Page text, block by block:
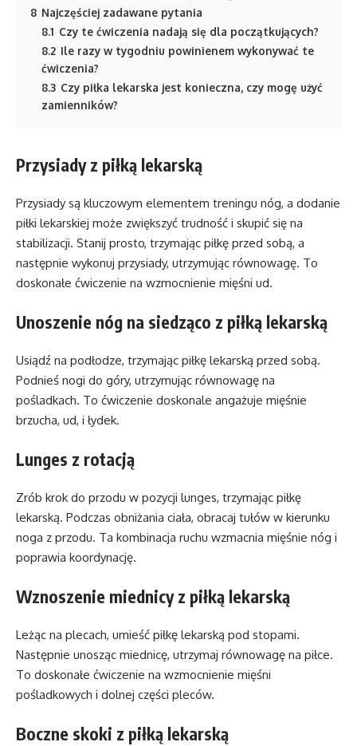
8 Najczęściej zadawane pytania
8.1 Czy te ćwiczenia nadają się dla początkujących?
8.2 Ile razy w tygodniu powinienem wykonywać te
ćwiczenia?
8.3 Czy piłka lekarska jest konieczna, czy mogę użyć
zamienników?
Przysiady z piłką lekarską
Przysiady są kluczowym elementem treningu nóg, a dodanie
piłki lekarskiej może zwiększyć trudność i skupić się na
stabilizacji. Stanij prosto, trzymając piłkę przed sobą, a
następnie wykonuj przysiady, utrzymując równowagę. To
doskonałe ćwiczenie na wzmocnienie mięśni ud.
Unoszenie nóg na siedząco z piłką lekarską
Usiądź na podłodze, trzymając piłkę lekarską przed sobą.
Podnieś nogi do góry, utrzymując równowagę na
pośladkach. To ćwiczenie doskonale angażuje mięśnie
brzucha, ud, i łydek.
Lunges z rotacją
Zrób krok do przodu w pozycji lunges, trzymając piłkę
lekarską. Podczas obniżania ciała, obracaj tułów w kierunku
noga z przodu. Ta kombinacja ruchu wzmacnia mięśnie nóg i
poprawia koordynację.
Wznoszenie miednicy z piłką lekarską
Leżąc na plecach, umieść piłkę lekarską pod stopami.
Następnie unosząc miednicę, utrzymaj równowagę na piłce.
To doskonałe ćwiczenie na wzmocnienie mięśni
pośladkowych i dolnej części pleców.
Boczne skoki z piłką lekarską